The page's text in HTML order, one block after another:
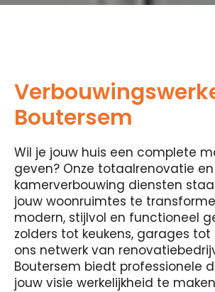
Boutersem
Wil je jouw huis een complete
geven? Onze totaalrenovatie en
kamerverbouwing diensten
jouw woonruimtes te
modern, stijlvol en functioneel
zolders tot keukens, garages
ons netwerk van
Boutersem biedt professionele
jouw visie werkelijkheid te